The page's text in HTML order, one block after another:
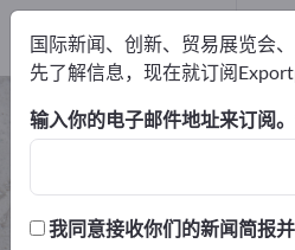
花店用品 – 查找制造
1 1
国际新闻、创新、贸易展览会
先了解信息，现在就订阅
输入你的电子邮件地址来订阅。
我同意接收你们的新闻简报